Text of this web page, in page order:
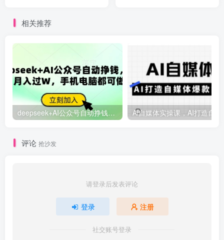
相关推荐
deepseek+AI公众号自动挣钱，轻松月入过W，手机电脑都可做
评论 抢沙发
请登录后发表评论
登录 注册
社交账号登录